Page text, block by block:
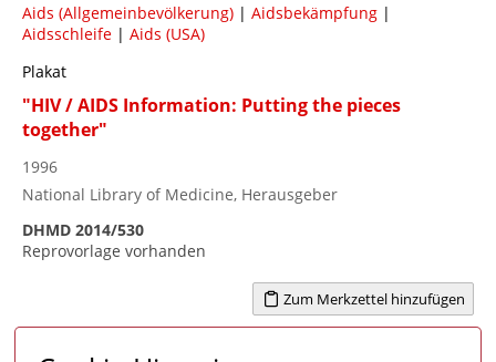
Aids (Allgemeinbevölkerung) | Aidsbekämpfung |
Aidsschleife | Aids (USA)
Plakat
"HIV / AIDS Information: Putting the pieces
together"
1996
National Library of Medicine, Herausgeber
DHMD 2014/530
Reprovorlage vorhanden
Zum Merkzettel hinzufügen